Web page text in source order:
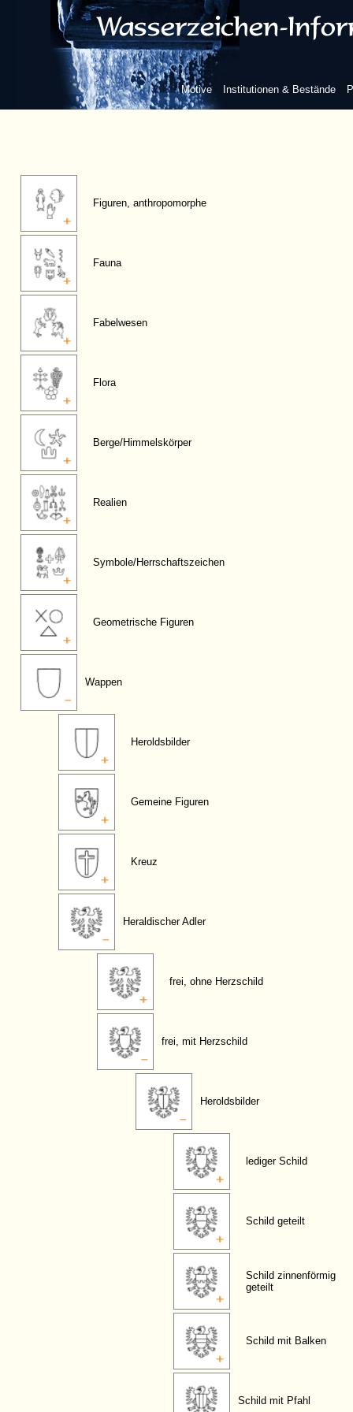
Motive Institutionen & Bestände
Figuren, anthropomorphe
Fauna
Fabelwesen
Flora
Berge/Himmelskörper
Realien
Symbole/Herrschaftszeichen
Geometrische Figuren
Wappen
Heroldsbilder
Gemeine Figuren
Kreuz
Heraldischer Adler
frei, ohne Herzschild
frei, mit Herzschild
Heroldsbilder
lediger Schild
Schild geteilt
Schild zinnenförmig
geteilt
Schild mit Balken
Schild mit Pfahl